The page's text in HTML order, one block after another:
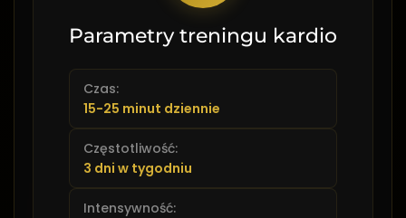
Parametry treningu kardio
Czas:
15-25 minut dziennie
Częstotliwość:
3 dni w tygodniu
Intensywność: